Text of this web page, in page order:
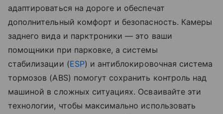
адаптироваться на дороге и обеспечат
дополнительный комфорт и безопасность. Камеры
заднего вида и парктроники — это ваши
помощники при парковке, а системы
стабилизации (ESP) и антиблокировочная система
тормозов (ABS) помогут сохранить контроль над
машиной в сложных ситуациях. Осваивайте эти
технологии, чтобы максимально использовать